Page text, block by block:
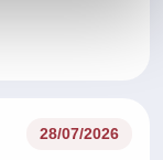
28/07/2026